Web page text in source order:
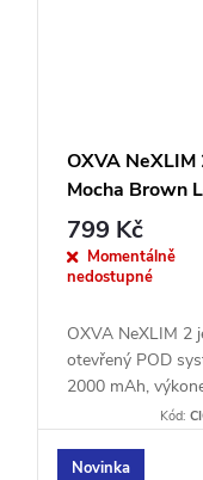
OXVA
Mocha Brown
799 Kč
Momentálně
nedostupné
OXVA NeXLIM 2
otevřený POD
2000 mAh,
rychlým
technologií Dual
Kód:
Novinka